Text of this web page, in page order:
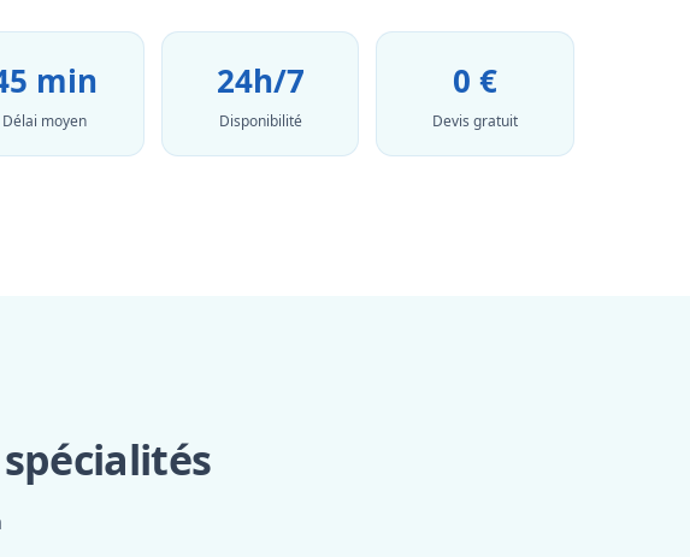
min
Délai moyen
24h/7
Disponibilité
0 €
Devis gratuit